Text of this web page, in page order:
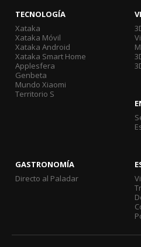
TECNOLOGÍA
Xataka
Xataka Móvil
Xataka Android
Xataka Smart Home
Applesfera
Genbeta
Mundo Xiaomi
Territorio S
GASTRONOMÍA
Directo al Paladar